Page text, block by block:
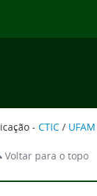
- CTIC / UFAM
Voltar para o topo